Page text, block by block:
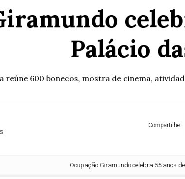
Palácio
reúne 600 bonecos, mostra de cinema,
Compartilhe:
Ocupação Giramundo celebra 55 anos de